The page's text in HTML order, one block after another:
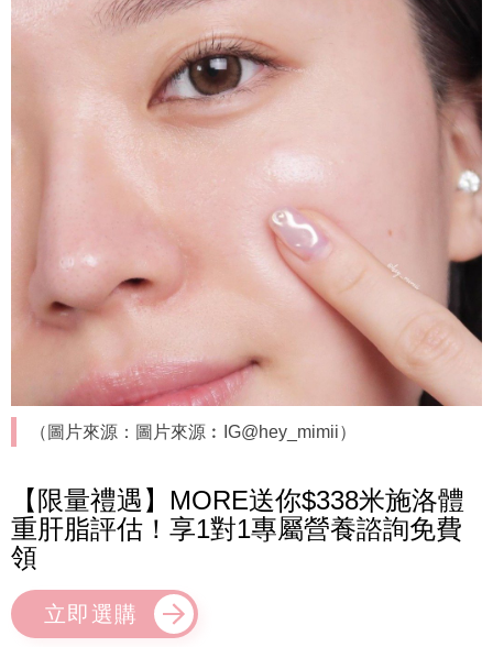
（圖片來源：圖片來源︰IG@hey_mimii）
【限量禮遇】MORE送你$338米施洛體
重肝脂評估！享1對1專屬營養諮詢免費
領
立即選購